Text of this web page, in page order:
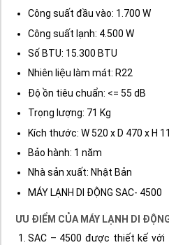
Công suất đầu vào: 1.700 W
Công suất lạnh: 4.500 W
Số BTU: 15.300 BTU
Nhiên liệu làm mát: R22
Độ ồn tiêu chuẩn: <= 55 dB
Trọng lượng: 71 Kg
Kích thước: W 520 x D 470 x H
Bảo hành: 1 năm
Nhà sản xuất: Nhật Bản
MÁY LẠNH DI ĐỘNG SAC- 4500
ƯU ĐIỂM CỦA MÁY LẠNH DI
SAC – 4500 được thiết kế với